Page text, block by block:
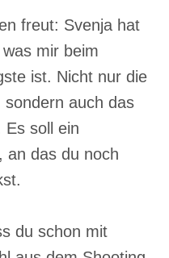
freut: Svenja hat
mir beim
ist. Nicht nur die
sondern auch das
Es soll ein
an das du noch
du schon mit